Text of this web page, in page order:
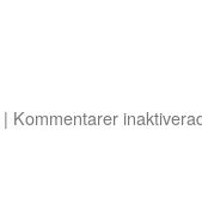
| Kommentarer